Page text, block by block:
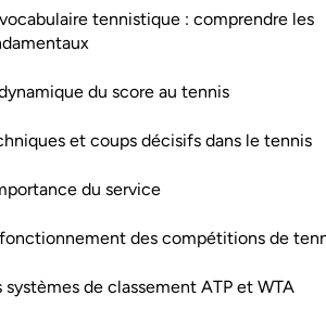
tennistique : comprendre les
du score au tennis
et coups décisifs dans le tennis
du service
des compétitions de
systèmes de classement ATP et WTA